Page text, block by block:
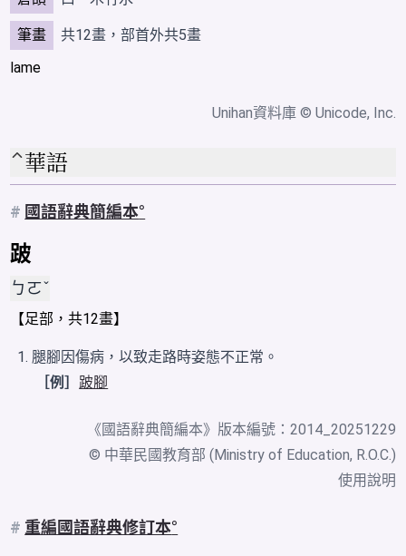
筆畫
共12畫，部首外共5畫
lame
Unihan資料庫 © Unicode, Inc.
華語
# 國語辭典簡編本
跛
ㄅㄛˇ
【足部，共12畫】
腿腳因傷病，以致走路時姿態不正常。
［例］ 跛腳
《國語辭典簡編本》版本編號：2014_20251229
© 中華民國教育部 (Ministry of Education, R.O.C.)
使用說明
# 重編國語辭典修訂本